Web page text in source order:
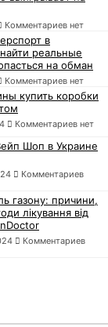
Комментариев нет
в
реальные
на обман
Комментариев нет
купить коробки
Комментариев нет
Шоп в Украине
Комментариев
газону: причини,
лікування від
Комментариев